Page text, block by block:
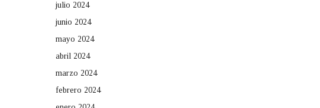
julio 2024
junio 2024
mayo 2024
abril 2024
marzo 2024
febrero 2024